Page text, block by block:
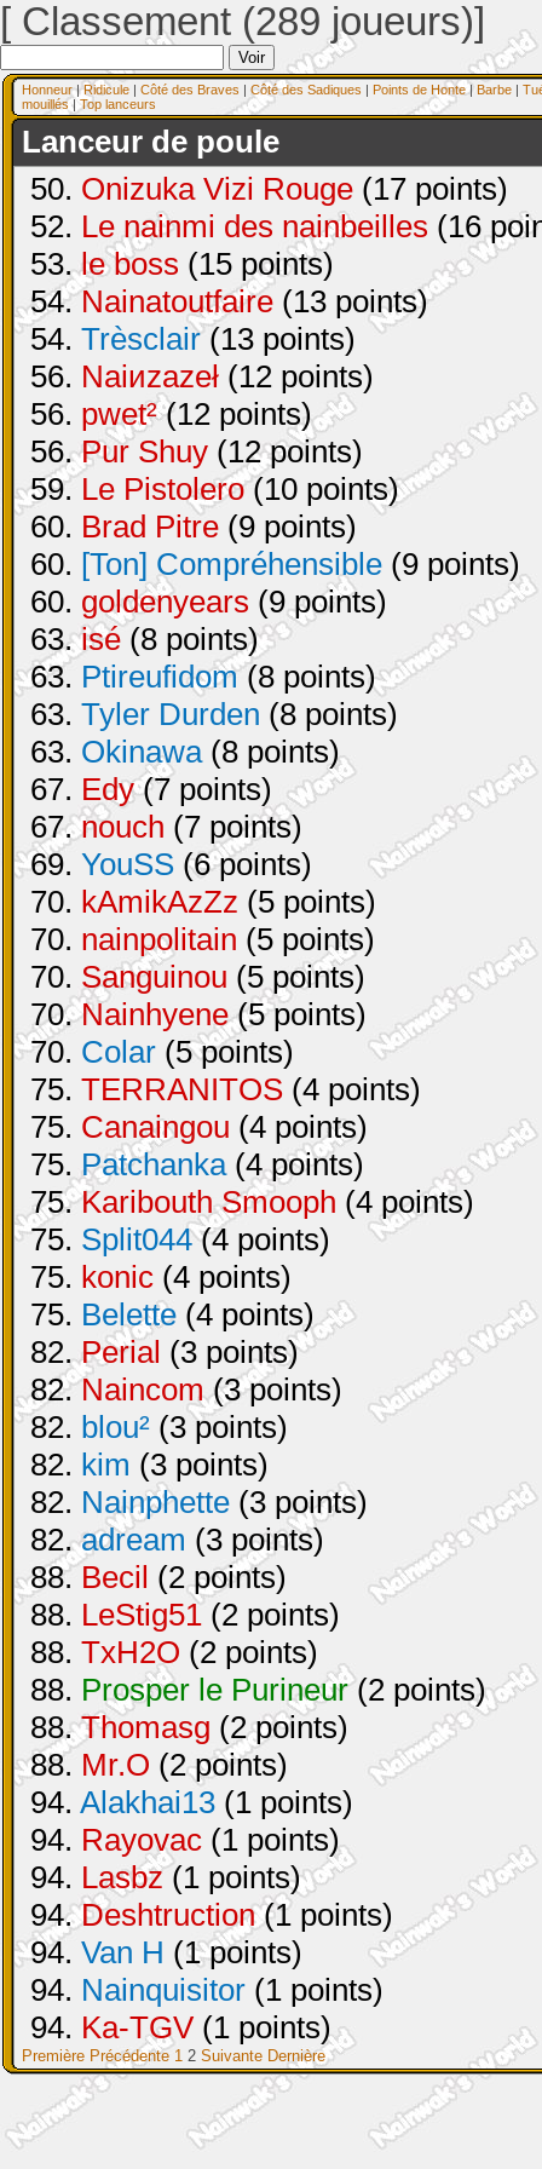
[ Classement (289 joueurs)]
Honneur|Ridicule | Côté des Braves | Côté des Sadiques | Points de Honte| Barbe |
mouillés| Top lanceurs
Lanceur de poule
50. Onizuka Vizi Rouge (17 points)
52. Le nainmi des nainbeilles (16
53.le boss (15 points)
54.Nainatoutfaire (13 points)
54. Trèsclair(13 points)
56. Naiиzazeł (12 points)
56. pwet²(12 points)
56.Pur Shuy (12 points)
59. Le Pistolero(10 points)
60. Brad Pitre (9 points)
60. [Ton] Compréhensible (9 points)
60. goldenyears (9 points)
63.isé (8 points)
63. Ptireufidom(8 points)
63. Tyler Durden (8 points)
63. Okinawa(8 points)
67. Edy(7 points)
67.nouch (7 points)
69. YouSS (6 points)
70. kAmikAzZz (5 points)
70. nainpolitain (5 points)
70. Sanguinou (5 points)
70.Nainhyene(5 points)
70. Colar (5 points)
75. TERRANITOS (4 points)
75. Canaingou (4 points)
75. Patchanka(4 points)
75.Karibouth Smooph (4 points)
75. Split044(4 points)
75. konic (4 points)
75. Belette (4 points)
82.Perial (3 points)
82.Naincom(3 points)
82. blou² (3 points)
82. kim (3 points)
82. Nainphette (3 points)
82.adream (3 points)
88. Becil (2 points)
88. LeStig51 (2 points)
88. TxH2O (2 points)
88. Prosper le Purineur(2 points)
88.Thomasg (2 points)
88. Mr.O (2 points)
94. Alakhai13 (1 points)
94. Rayovac (1 points)
94. Lasbz(1 points)
94.Deshtruction(1 points)
94. Van H (1 points)
94. Nainquisitor (1 points)
94. Ka-TGV (1 points)
Première Précédente 1 2 Suivante Dernière